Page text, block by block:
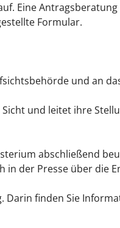
Eine
Formular.
und an
und leitet ihre
abschließend
in der Presse über die
finden Sie